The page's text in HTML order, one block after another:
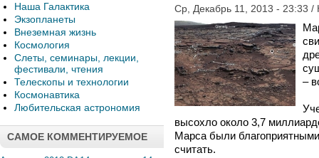
Наша Галактика
Экзопланеты
Внеземная жизнь
Космология
Слеты, семинары, лекции,
фестивали, чтения
Телескопы и технологии
Космонавтика
Любительская астрономия
САМОЕ КОММЕНТИРУЕМОЕ
Ср, Декабрь 11, 2013 - 23:33 /
–
высохло около 3,7
Марса были
считать.